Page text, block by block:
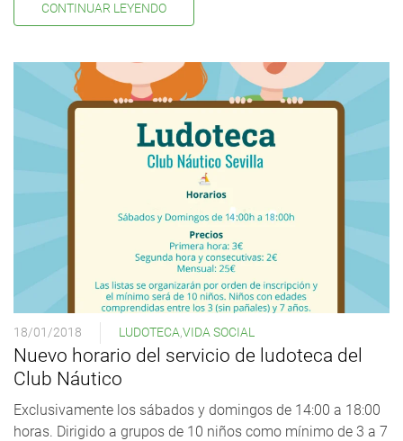
CONTINUAR LEYENDO
18/01/2018 LUDOTECA,VIDA SOCIAL
Nuevo horario del servicio de ludoteca del
Club Náutico
Exclusivamente los sábados y domingos de 14:00 a 18:00
horas. Dirigido a grupos de 10 niños como mínimo de 3 a 7